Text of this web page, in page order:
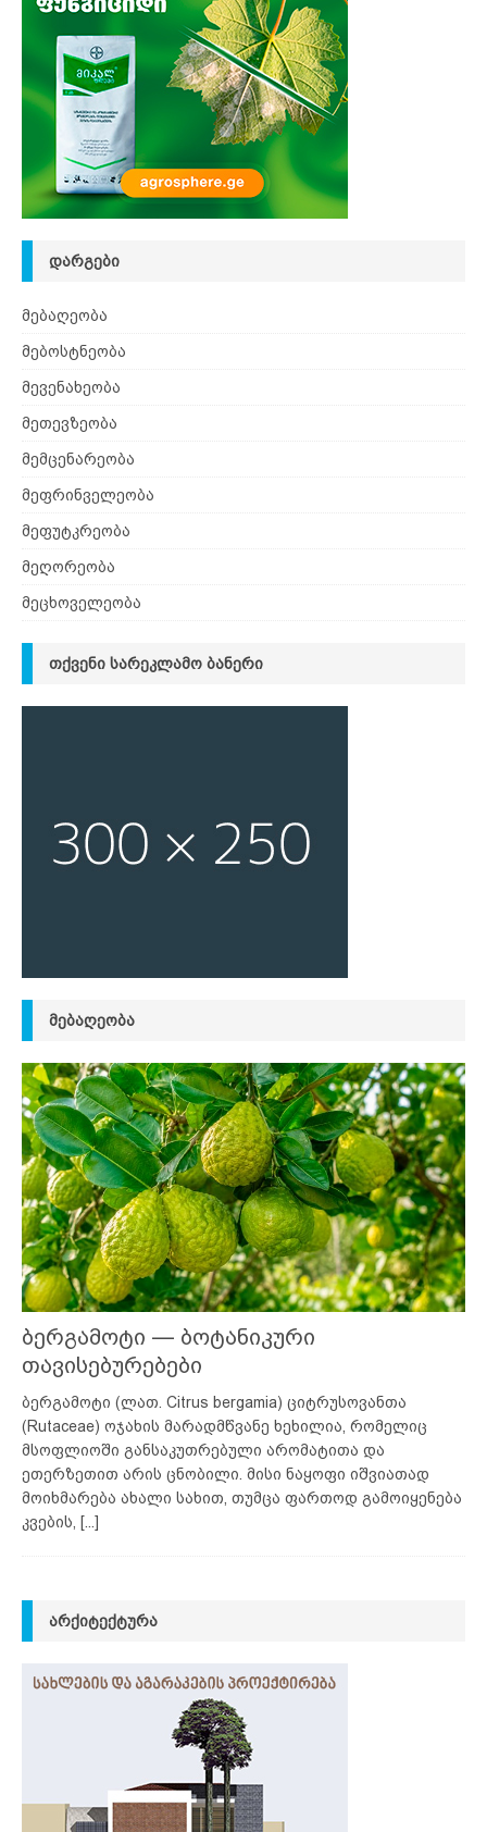
ᲓᲐᲠᲒᲔᲑᲘ
მებაღეობა
მებოსტნეობა
მევენახეობა
მეთევზეობა
მემცენარეობა
მეფრინველეობა
მეფუტკრეობა
მეღორეობა
მეცხოველეობა
ᲗᲥᲕᲔᲜᲘ ᲡᲐᲠᲔᲙᲚᲐᲛᲝ ᲑᲐᲜᲔᲠᲘ
ᲛᲔᲑᲐᲦᲔᲝᲑᲐ
ბერგამოტი — ბოტანიკური
თავისებურებები
ბერგამოტი (ლათ. Citrus bergamia) ციტრუსოვანთა
(Rutaceae) ოჯახის მარადმწვანე ხეხილია, რომელიც
მსოფლიოში განსაკუთრებული არომატითა და
ეთერზეთით არის ცნობილი. მისი ნაყოფი იშვიათად
მოიხმარება ახალი სახით, თუმცა ფართოდ გამოიყენება
კვების,
[...]
ᲐᲠᲥᲘᲢᲔᲥᲢᲣᲠᲐ